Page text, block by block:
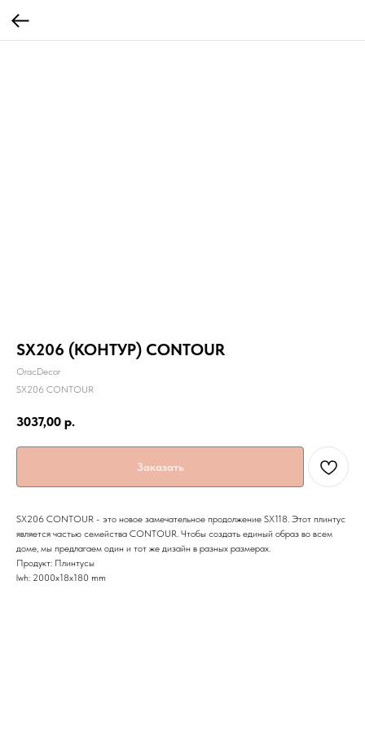
SX206 (КОНТУР) CONTOUR
OracDecor
SX206 CONTOUR
3037,00 р.
Заказать
SX206 CONTOUR - это новое замечательное продолжение SX118. Этот плинтус
является частью семейства CONTOUR. Чтобы создать единый образ во всем
доме, мы предлагаем один и тот же дизайн в разных размерах.
Продукт: Плинтусы
lwh: 2000x18x180 mm